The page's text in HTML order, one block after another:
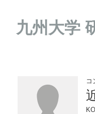
九州大学